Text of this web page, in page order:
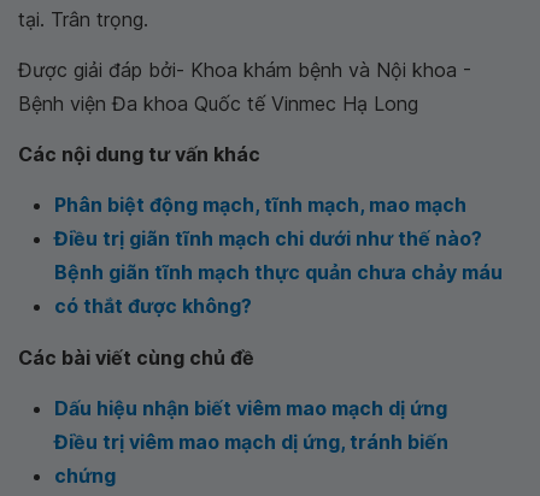
tại. Trân trọng.
Được giải đáp bởi- Khoa khám bệnh và Nội khoa -
Bệnh viện Đa khoa Quốc tế Vinmec Hạ Long
Các nội dung tư vấn khác
Phân biệt động mạch, tĩnh mạch, mao mạch
Điều trị giãn tĩnh mạch chi dưới như thế nào?
Bệnh giãn tĩnh mạch thực quản chưa chảy máu
có thắt được không?
Các bài viết cùng chủ đề
Dấu hiệu nhận biết viêm mao mạch dị ứng
Điều trị viêm mao mạch dị ứng, tránh biến
chứng